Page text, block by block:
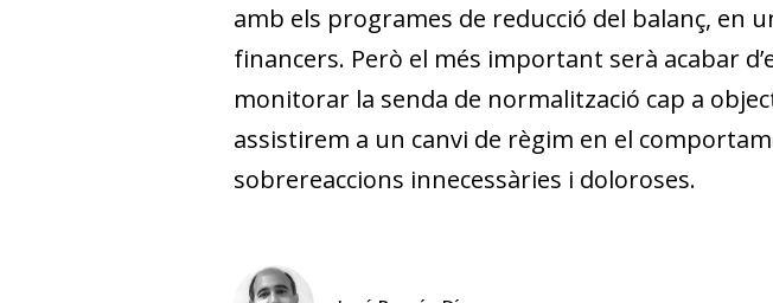
amb els programes de reducció del balanç, en
financers. Però el més important serà acabar
monitorar la senda de normalització cap a
assistirem a un canvi de règim en el
sobrereaccions innecessàries i doloroses.